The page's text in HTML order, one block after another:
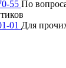
55 По
01 Для